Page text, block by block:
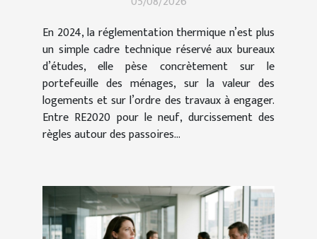
travaux en 2024
En 2024, la réglementation thermique n’est plus
un simple cadre technique réservé aux bureaux
d’études, elle pèse concrètement sur le
portefeuille des ménages, sur la valeur des
logements et sur l’ordre des travaux à engager.
Entre RE2020 pour le neuf, durcissement des
règles autour des passoires...